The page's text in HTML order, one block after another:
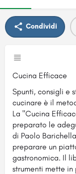
Condividi
Cucina Efficace
Spunti, consigli e
cucinare è il
La "Cucina
preparato le
di Paolo
preparare un
gastronomica. Il
strumenti mette in